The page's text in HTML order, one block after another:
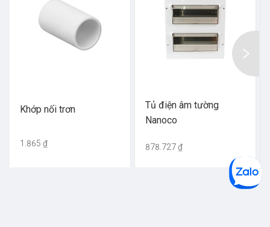
Khớp nối trơn
1.865 ₫
Tủ điện âm tường
Nanoco
878.727 ₫